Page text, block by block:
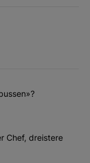
kommentierten
und
Neuer
Chef, dreistere